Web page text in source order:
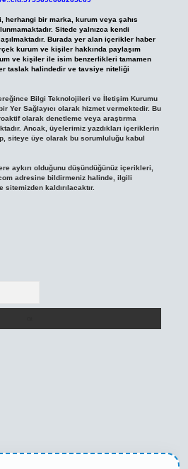
herhangi bir marka, kurum veya şahıs
Sitede yalnızca kendi
Burada yer alan içerikler haber
kurum ve kişiler hakkında paylaşım
ve kişiler ile isim benzerlikleri tamamen
taslak halindedir ve tavsiye niteliği
Bilgi Teknolojileri ve İletişim Kurumu
Yer Sağlayıcı olarak hizmet vermektedir. Bu
olarak denetleme veya araştırma
Ancak, üyelerimiz yazdıkları içeriklerin
siteye üye olarak bu sorumluluğu kabul
aykırı olduğunu düşündüğünüz içerikleri,
adresine bildirmeniz halinde, ilgili
kaldırılacaktır.